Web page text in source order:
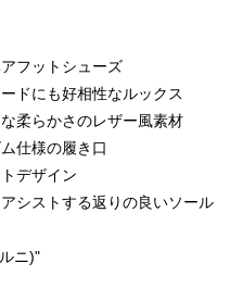
フットシューズ
ドにも好相性なルックス
柔らかさのレザー風素材
仕様の履き口
デザイン
シストする返りの良いソール
ニ)"